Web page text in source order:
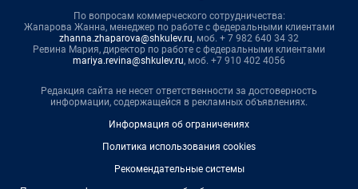
По вопросам коммерческого сотрудничества:
Жапарова Жанна, менеджер по работе с федеральными клиентами
zhanna.zhaparova@shkulev.ru, моб. + 7 982 640 34 32
Ревина Мария, директор по работе с федеральными клиентами
mariya.revina@shkulev.ru, моб. +7 910 402 4056
Редакция сайта не несет ответственности за достоверность
информации, содержащейся в рекламных объявлениях.
Информация об ограничениях
Политика использования cookies
Рекомендательные системы